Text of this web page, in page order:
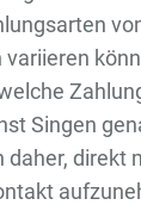
Singen
daher, direkt